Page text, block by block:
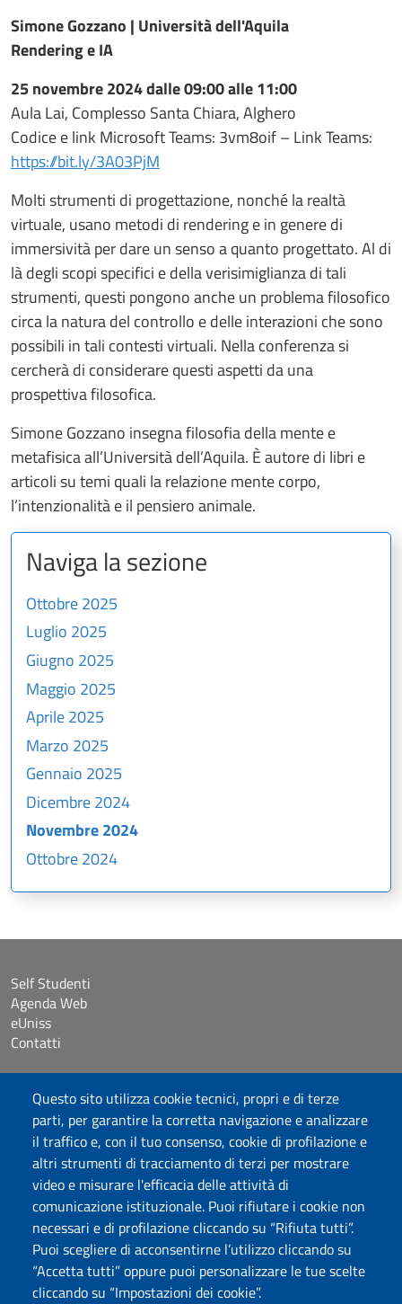
Questo sito utilizza cookie tecnici, propri e di terze
parti, per garantire la corretta navigazione e analizzare
il traffico e, con il tuo consenso, cookie di profilazione e
altri strumenti di tracciamento di terzi per mostrare
video e misurare l'efficacia delle attività di
comunicazione istituzionale. Puoi rifiutare i cookie non
necessari e di profilazione cliccando su “Rifiuta tutti”.
Puoi scegliere di acconsentirne l’utilizzo cliccando su
“Accetta tutti” oppure puoi personalizzare le tue scelte
cliccando su “Impostazioni dei cookie”.
Simone Gozzano | Università dell'Aquila
Rendering e IA
25 novembre 2024 dalle 09:00 alle 11:00
Aula Lai, Complesso Santa Chiara, Alghero
Codice e link Microsoft Teams: 3vm8oif – Link Teams:
https://bit.ly/3A03PjM
Molti strumenti di progettazione, nonché la realtà
virtuale, usano metodi di rendering e in genere di
immersività per dare un senso a quanto progettato. Al di
là degli scopi specifici e della verisimiglianza di tali
strumenti, questi pongono anche un problema filosofico
circa la natura del controllo e delle interazioni che sono
possibili in tali contesti virtuali. Nella conferenza si
cercherà di considerare questi aspetti da una
prospettiva filosofica.
Simone Gozzano insegna filosofia della mente e
metafisica all’Università dell’Aquila. È autore di libri e
articoli su temi quali la relazione mente corpo,
l’intenzionalità e il pensiero animale.
Naviga la sezione
Ottobre 2025
Luglio 2025
Giugno 2025
Maggio 2025
Aprile 2025
Marzo 2025
Gennaio 2025
Dicembre 2024
Novembre 2024
Ottobre 2024
DADU – Dipartimento di Architettura, Design e Urbanistica
Università degli Studi di Sassari
Self Studenti
Agenda Web
eUniss
Contatti
Accessibilità
Dichiarazione di accessibilità
Cookie settings
Mappa del sito
Protocollo
Seguici su